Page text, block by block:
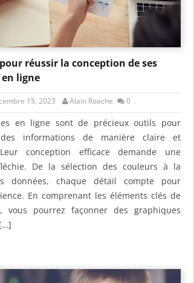
réussir la conception de ses
ligne
15, 2023 Alain Roache 0
en ligne sont de précieux outils pour
informations de manière claire et
conception efficace demande une
De la sélection des couleurs à la
données, chaque détail compte pour
En comprenant les éléments clés de
vous pourrez façonner des graphiques